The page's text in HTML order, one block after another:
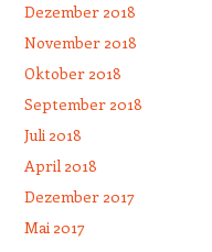
Dezember 2018
November 2018
Oktober 2018
September 2018
Juli 2018
April 2018
Dezember 2017
Mai 2017